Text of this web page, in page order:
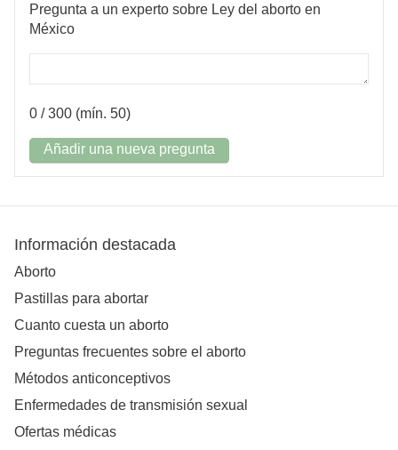
Pregunta a un experto sobre Ley del aborto en
México
0 / 300 (mín. 50)
Añadir una nueva pregunta
Información destacada
Aborto
Pastillas para abortar
Cuanto cuesta un aborto
Preguntas frecuentes sobre el aborto
Métodos anticonceptivos
Enfermedades de transmisión sexual
Ofertas médicas